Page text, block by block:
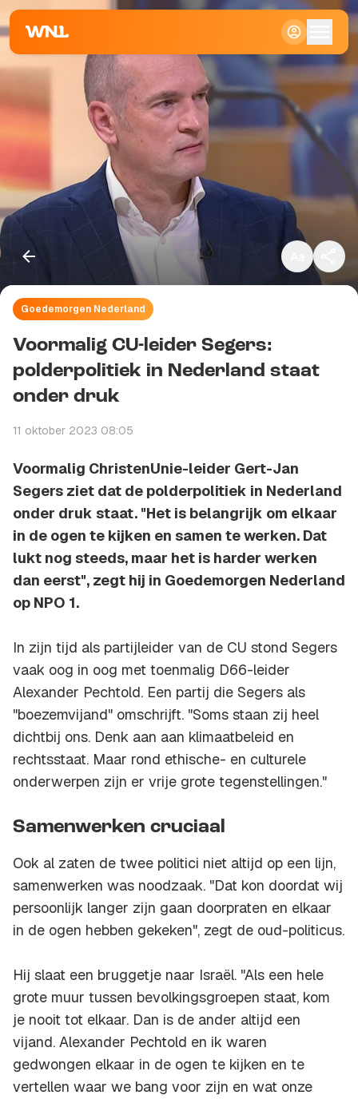
Standaard
Goedemorgen Nederland
Voormalig CU-leider Segers:
polderpolitiek in Nederland staat
onder druk
11 oktober 2023 08:05
Voormalig ChristenUnie-leider Gert-Jan
Segers ziet dat de polderpolitiek in Nederland
onder druk staat. "Het is belangrijk om elkaar
in de ogen te kijken en samen te werken. Dat
lukt nog steeds, maar het is harder werken
dan eerst", zegt hij in Goedemorgen Nederland
op NPO 1.
In zijn tijd als partijleider van de CU stond Segers
vaak oog in oog met toenmalig D66-leider
Alexander Pechtold. Een partij die Segers als
"boezemvijand" omschrijft. "Soms staan zij heel
dichtbij ons. Denk aan aan klimaatbeleid en
rechtsstaat. Maar rond ethische- en culturele
onderwerpen zijn er vrije grote tegenstellingen."
Samenwerken cruciaal
Ook al zaten de twee politici niet altijd op een lijn,
samenwerken was noodzaak. "Dat kon doordat wij
persoonlijk langer zijn gaan doorpraten en elkaar
in de ogen hebben gekeken", zegt de oud-politicus.
Hij slaat een bruggetje naar Israël. "Als een hele
grote muur tussen bevolkingsgroepen staat, kom
je nooit tot elkaar. Dan is de ander altijd een
vijand. Alexander Pechtold en ik waren
gedwongen elkaar in de ogen te kijken en te
vertellen waar we bang voor zijn en wat onze